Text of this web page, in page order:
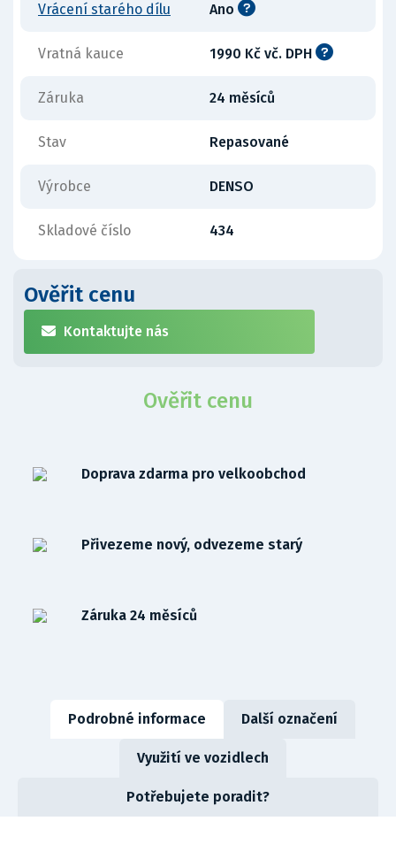
Vrácení starého dílu Ano
Vratná kauce 1990 Kč vč. DPH
Záruka 24 měsíců
Stav Repasované
Výrobce DENSO
Skladové číslo 434
Ověřit cenu
Kontaktujte nás
Ověřit cenu
Doprava zdarma pro velkoobchod
Přivezeme nový, odvezeme starý
Záruka 24 měsíců
Podrobné informace Další označení
Využití ve vozidlech
Potřebujete poradit?